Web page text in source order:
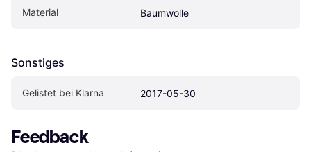
Material Baumwolle
Sonstiges
Gelistet bei Klarna 2017-05-30
Feedback